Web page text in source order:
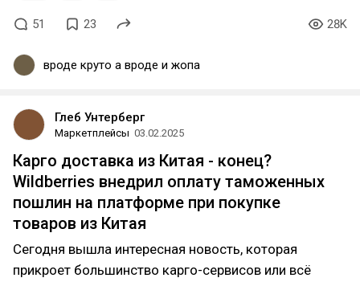
51 23 28K
вроде круто а вроде и жопа
Глеб Унтерберг
Маркетплейсы 03.02.2025
Карго доставка из Китая - конец?
Wildberries внедрил оплату таможенных
пошлин на платформе при покупке
товаров из Китая
Сегодня вышла интересная новость, которая
прикроет большинство карго-сервисов или всё